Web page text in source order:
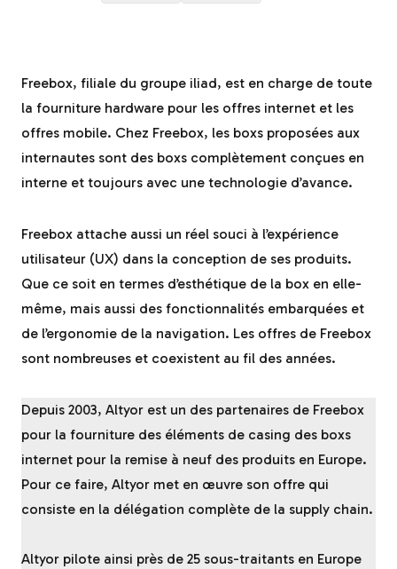
Freebox, filiale du groupe iliad, est en charge de toute
la fourniture hardware pour les offres internet et les
offres mobile. Chez Freebox, les boxs proposées aux
internautes sont des boxs complètement conçues en
interne et toujours avec une technologie d’avance.
Freebox attache aussi un réel souci à l’expérience
utilisateur (UX) dans la conception de ses produits.
Que ce soit en termes d’esthétique de la box en elle-
même, mais aussi des fonctionnalités embarquées et
de l’ergonomie de la navigation. Les offres de Freebox
sont nombreuses et coexistent au fil des années.
Depuis 2003, Altyor est un des partenaires de Freebox
pour la fourniture des éléments de casing des boxs
internet pour la remise à neuf des produits en Europe.
Pour ce faire, Altyor met en œuvre son offre qui
consiste en la délégation complète de la supply chain.
Altyor pilote ainsi près de 25 sous-traitants en Europe